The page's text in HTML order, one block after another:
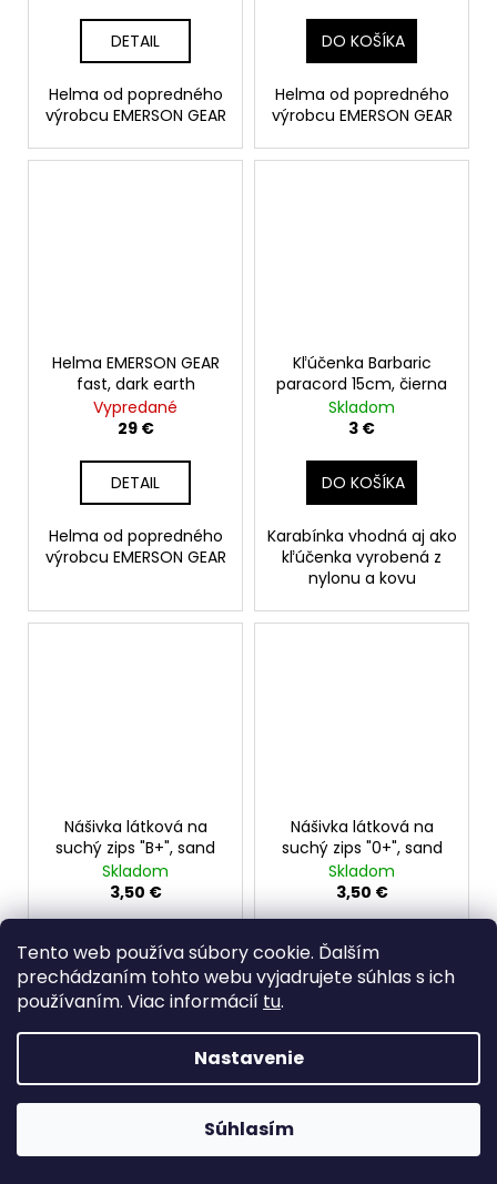
Tento web používa súbory cookie. Ďalším
prechádzaním tohto webu vyjadrujete súhlas s ich
používaním. Viac informácií tu.
Nastavenie
Súhlasím
DETAIL
Helma od popredného
výrobcu EMERSON GEAR
DO KOŠÍKA
Helma od popredného
výrobcu EMERSON GEAR
Helma EMERSON GEAR
fast, dark earth
Vypredané
29 €
DETAIL
Helma od popredného
výrobcu EMERSON GEAR
Kľúčenka Barbaric
paracord 15cm, čierna
Skladom
3 €
DO KOŠÍKA
Karabínka vhodná aj ako
kľúčenka vyrobená z
nylonu a kovu
Nášivka látková na
suchý zips "B+", sand
Skladom
3,50 €
DO KOŠÍKA
Vyšívaná nášivka krvnej
Nášivka na bundy,
Nášivka látková na
suchý zips "0+", sand
Skladom
3,50 €
DO KOŠÍKA
Vyšívaná nášivka krvnej
Nášivka na bundy,